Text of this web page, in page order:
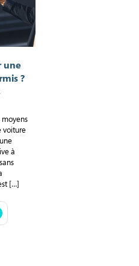
une
?
moyens
voiture
à
[…]